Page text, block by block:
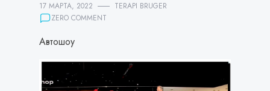
17 МАРТА, 2022
TERAPI BRUGER
ZERO COMMENT
Автошоу